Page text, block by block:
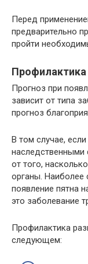
Перед
предварительно
пройти
Профилактика
Прогноз при
зависит от типа
прогноз
В том случае,
наследственными
от того,
органы. Наиболее
появление пятна
это заболевание
Профилактика
следующем: